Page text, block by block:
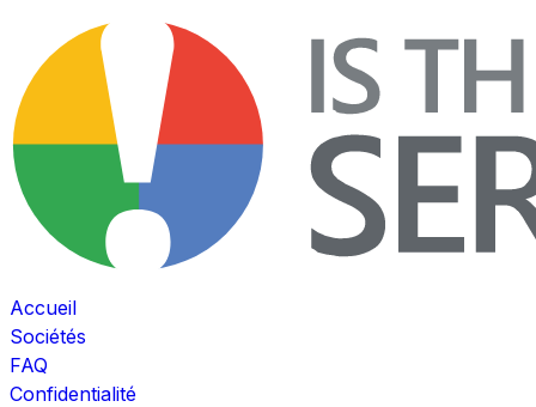
Accueil
Sociétés
FAQ
Confidentialité